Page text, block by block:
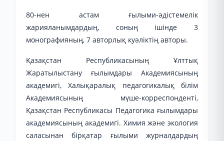
80-нен астам ғылыми-әдістемелік
жарияланымдардың, соның ішінде 3
монографияның, 7 авторлық куәліктің авторы.
Қазақстан Республикасының Ұлттық
Жаратылыстану ғылымдары Академиясының
академигі, Халықаралық педагогикалық білім
Академиясының мүше-корреспонденті,
Қазақстан Республикасы Педагогика ғылымдары
академиясының академигі. Химия және экология
саласынан бірқатар ғылыми журналдардың